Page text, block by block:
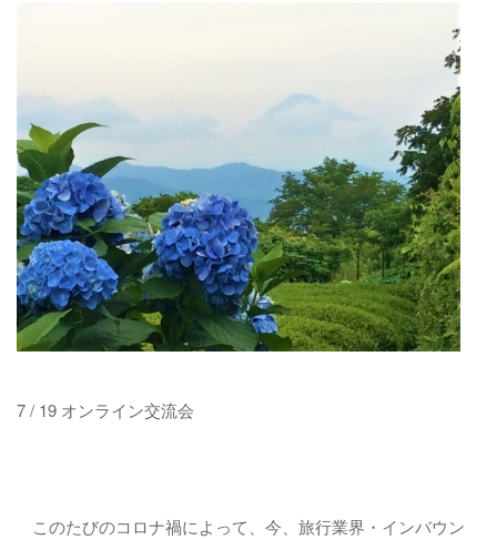
7 / 19 オンライン交流会
このたびのコロナ禍によって、今、旅行業界・インバウン